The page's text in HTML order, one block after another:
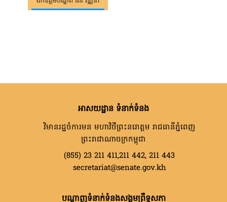
អាសយដ្ឋាន ទំនាក់ទំនង
វិមានរដ្ឋចំការមន មហាវិថីព្រះនរោត្តម រាជធានីភ្នំពេញ
ព្រះរាជាណាចក្រកម្ពុជា
(855) 23 211 411,211 442, 211 443
secretariat@senate.gov.kh
បណ្តាញទំនាក់ទំនងសង្គមព្រឹទ្ធសភា